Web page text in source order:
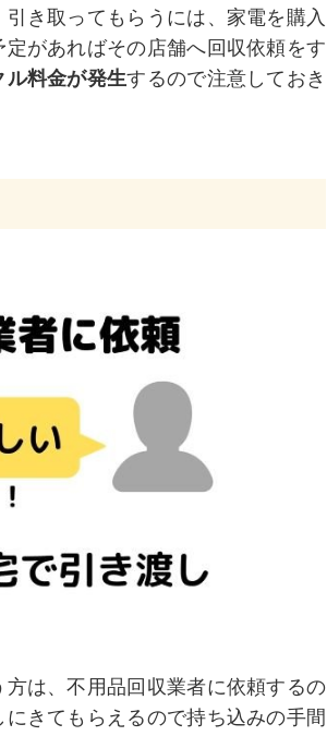
引き取ってもらうには、家電を購入
があればその店舗へ回収依頼をす
ル料金が発生するので注意しておき
方は、不用品回収業者に依頼するの
きてもらえるので持ち込みの手間